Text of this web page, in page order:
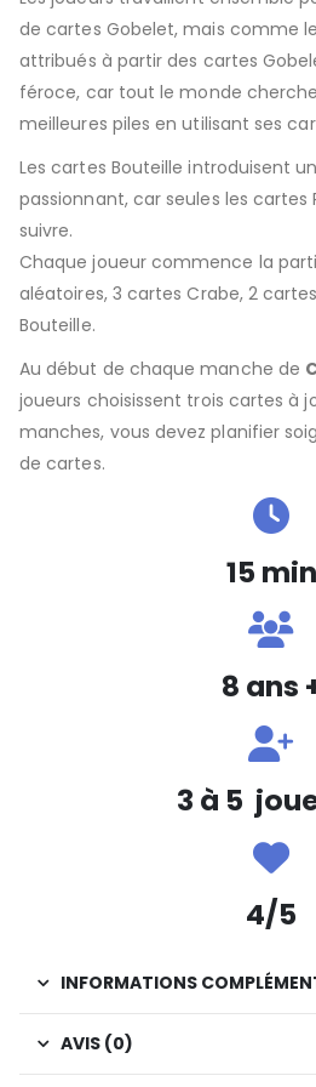
de cartes Gobelet, mais comme
attribués à partir des cartes
féroce, car tout le monde
meilleures piles en utilisant ses
Les cartes Bouteille introduisent
passionnant, car seules les cartes
suivre.
Chaque joueur commence la
aléatoires, 3 cartes Crabe, 2
Bouteille.
Au début de chaque manche de
joueurs choisissent trois cartes à
manches, vous devez planifier
de cartes.
15 min
8 ans
3 à 5
4/5
INFORMATIONS
AVIS (0)